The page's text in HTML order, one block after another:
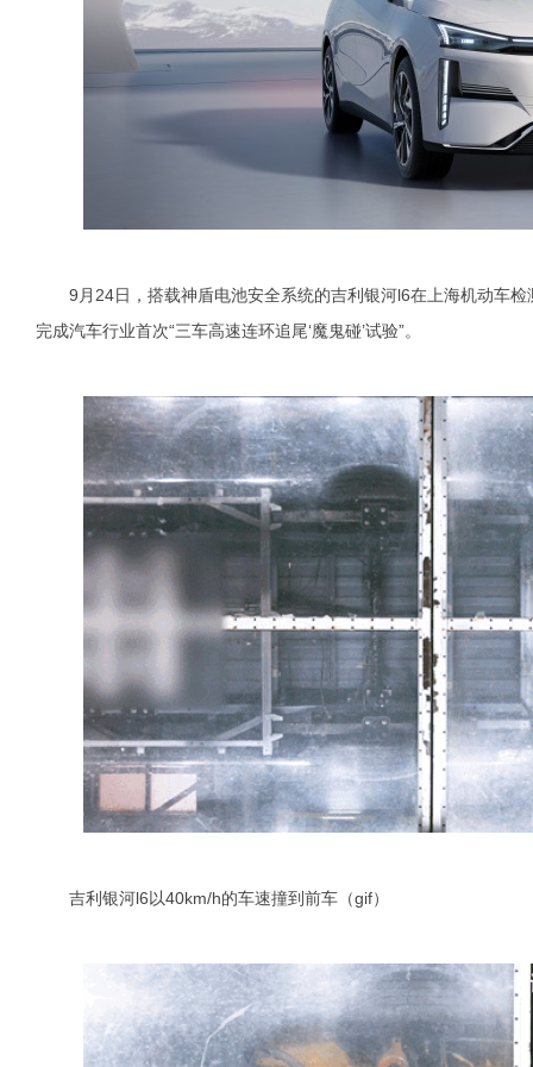
9月24日，搭载神盾电池安全系统的吉利银河l6在上海机动车
完成汽车行业首次“三车高速连环追尾‘魔鬼碰’试验”。
吉利银河l6以40km/h的车速撞到前车（gif）